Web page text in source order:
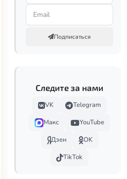
Подписаться
Следите за нами
VK
Telegram
Макс
YouTube
Дзен
OK
TikTok